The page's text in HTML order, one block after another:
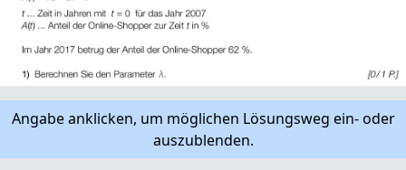
Angabe anklicken, um möglichen Lösungsweg ein- oder
auszublenden.